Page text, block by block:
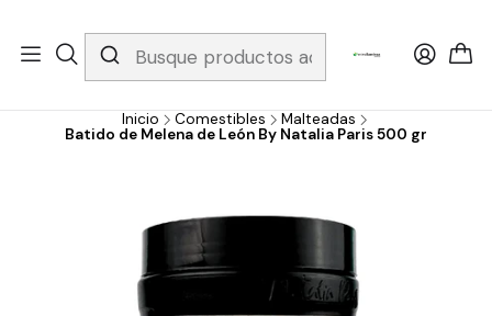
Whatsapp 3229079958/ Fijo 6019251796 / Envios a todo el país y
gratis apartir de 199.000!
Inicio Comestibles
Malteadas
Batido de Melena de León By Natalia Paris 500 gr